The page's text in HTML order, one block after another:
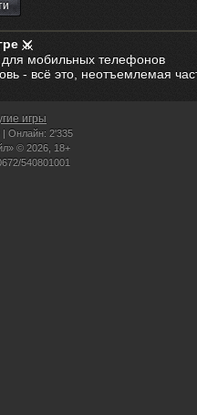
для мобильных телефонов
- всё это, неотъемлемая
игры
| Онлайн: 2'335
© 2026, 18+
540801001